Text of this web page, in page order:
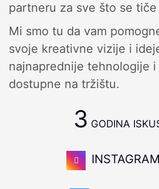
partneru za sve što se
Mi smo tu da vam
svoje kreativne vizije i
najnaprednije tehnologije i
dostupne na tržištu.
3 GODINA
INSTAGRAM